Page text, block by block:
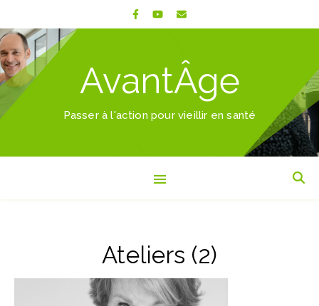
AvantÂge
Passer à l'action pour vieillir en santé
Ateliers (2)